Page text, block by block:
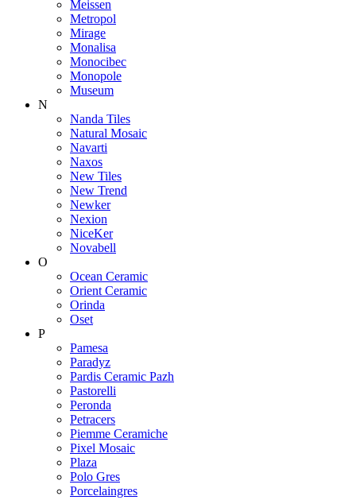
Meissen
Metropol
Mirage
Monalisa
Monocibec
Monopole
Museum
N
Nanda Tiles
Natural Mosaic
Navarti
Naxos
New Tiles
New Trend
Newker
Nexion
NiceKer
Novabell
O
Ocean Ceramic
Orient Ceramic
Orinda
Oset
P
Pamesa
Paradyz
Pardis Ceramic Pazh
Pastorelli
Peronda
Petracers
Piemme Ceramiche
Pixel Mosaic
Plaza
Polo Gres
Porcelaingres